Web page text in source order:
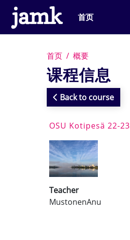
跳到主要内容
首页
首页 概要
课程信息
Back to course
OSU Kotipesä 22-23
Teacher
MustonenAnu